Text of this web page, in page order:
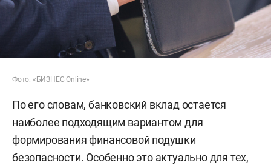
Фото: «БИЗНЕС Online»
По его словам, банковский вклад остается
наиболее подходящим вариантом для
формирования финансовой подушки
безопасности. Особенно это актуально для тех,